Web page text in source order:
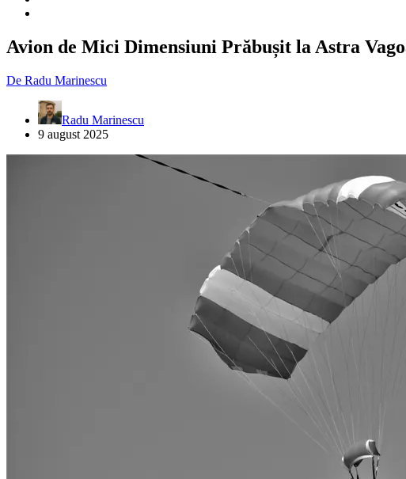
Avion de Mici Dimensiuni Prăbușit la Astra
De Radu Marinescu
Radu Marinescu
9 august 2025